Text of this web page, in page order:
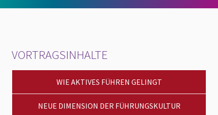
VORTRAGSINHALTE
WIE AKTIVES FÜHREN GELINGT
NEUE DIMENSION DER FÜHRUNGSKULTUR